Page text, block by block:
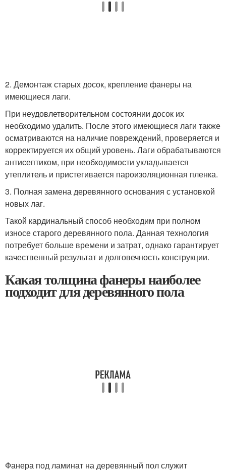
2. Демонтаж старых досок, крепление фанеры на
имеющиеся лаги.
При неудовлетворительном состоянии досок их
необходимо удалить. После этого имеющиеся лаги также
осматриваются на наличие повреждений, проверяется и
корректируется их общий уровень. Лаги обрабатываются
антисептиком, при необходимости укладывается
утеплитель и пристегивается пароизоляционная пленка.
3. Полная замена деревянного основания с установкой
новых лаг.
Такой кардинальный способ необходим при полном
износе старого деревянного пола. Данная технология
потребует больше времени и затрат, однако гарантирует
качественный результат и долговечность конструкции.
Какая толщина фанеры наиболее
подходит для деревянного пола
Фанера под ламинат на деревянный пол служит